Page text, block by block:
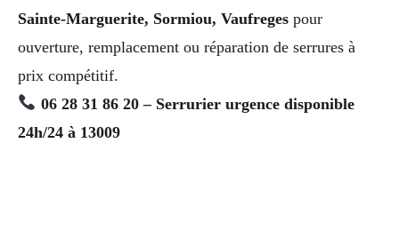
Sainte-Marguerite, Sormiou, Vaufreges pour
ouverture, remplacement ou réparation de serrures à
prix compétitif.
06 28 31 86 20 – Serrurier urgence disponible
24h/24 à 13009